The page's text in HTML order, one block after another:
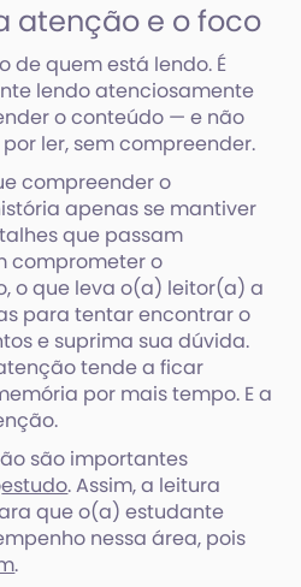
atenção e o foco
de quem está lendo. É
lendo atenciosamente
o conteúdo — e não
ler, sem compreender.
compreender o
apenas se mantiver
que passam
comprometer o
o que leva o(a) leitor(a) a
para tentar encontrar o
e suprima sua dúvida.
tende a ficar
por mais tempo. E a
são importantes
estudo. Assim, a leitura
que o(a) estudante
nessa área, pois
.